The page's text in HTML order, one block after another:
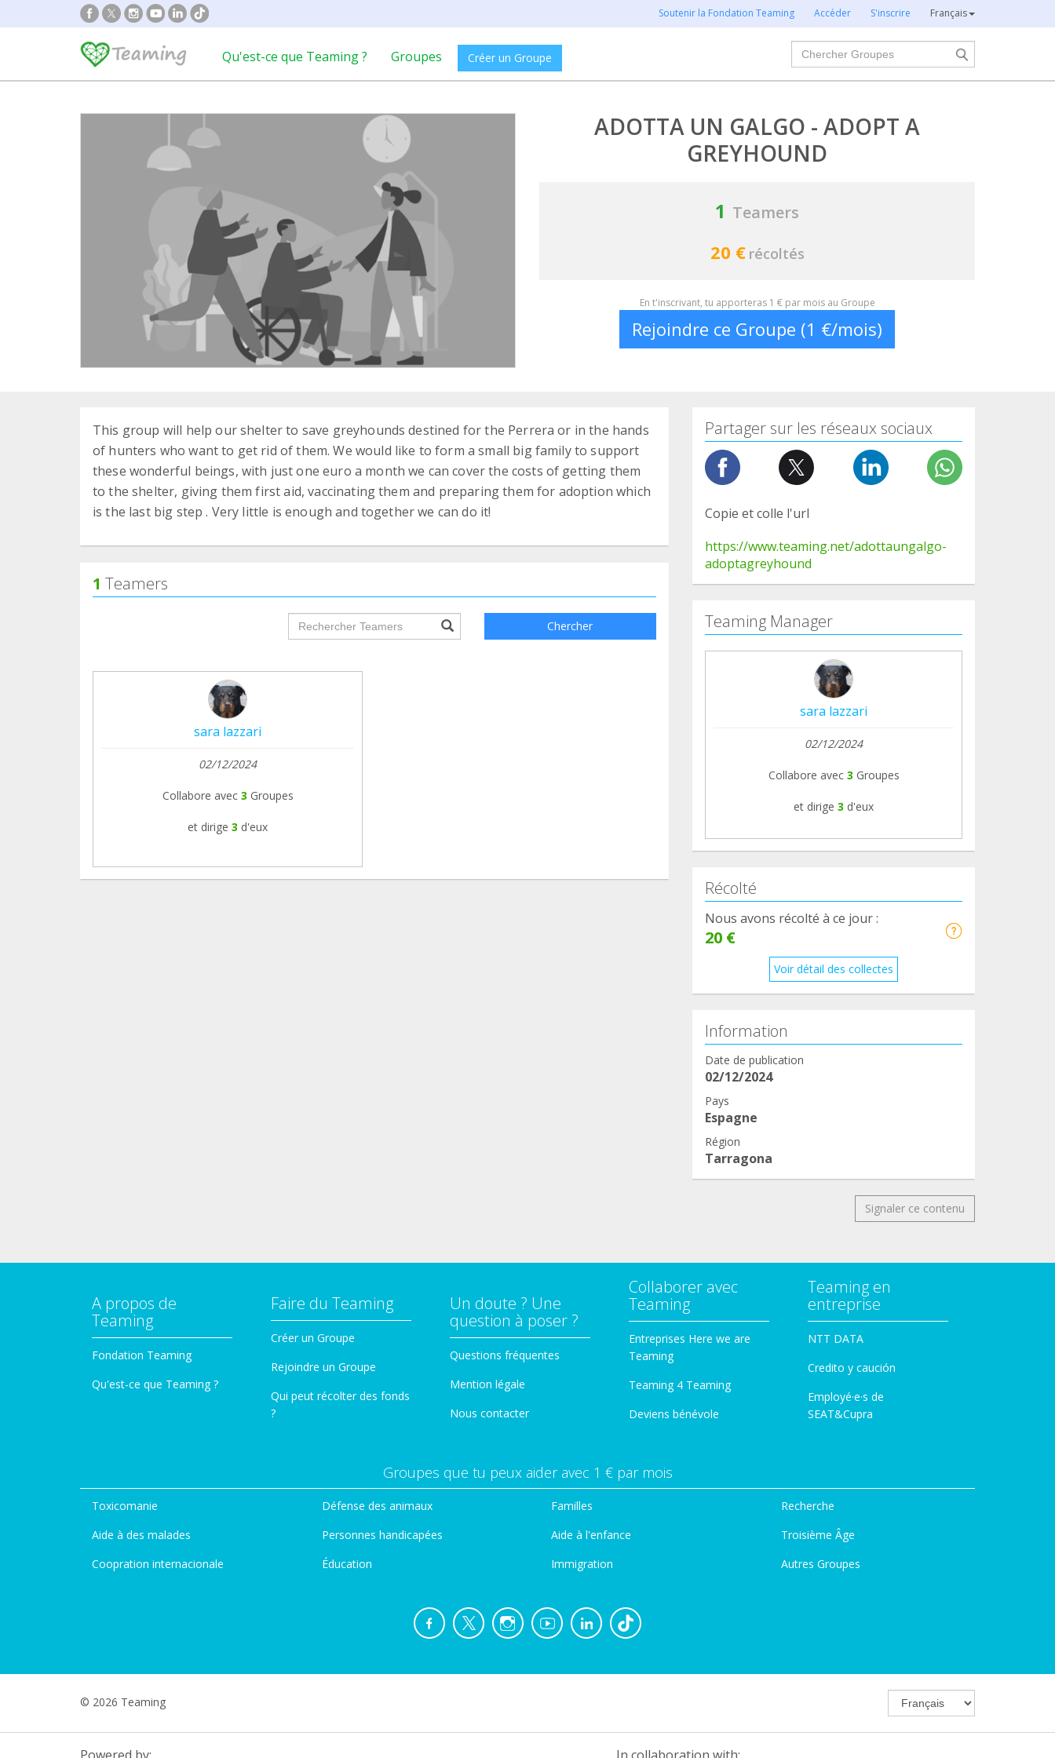
Soutenir la Fondation Teaming Accéder S'inscrire Français
Qu'est-ce que Teaming ? Groupes Créer un Groupe
Chercher
ADOTTA UN GALGO - ADOPT A
GREYHOUND
1 Teamers
20 € récoltés
En t'inscrivant, tu apporteras 1 € par mois au Groupe
Rejoindre ce Groupe (1 €/mois)
This group will help our shelter to save greyhounds destined for the Perrera or in the hands
of hunters who want to get rid of them. We would like to form a small big family to support
these wonderful beings, with just one euro a month we can cover the costs of getting them
to the shelter, giving them first aid, vaccinating them and preparing them for adoption which
is the last big step . Very little is enough and together we can do it!
1 Teamers
groupProfile.searchForm.search.text??? Chercher
sara lazzari
02/12/2024
Collabore avec 3 Groupes
et dirige 3 d'eux
Partager sur les réseaux sociaux
Copie et colle l'url
https://www.teaming.net/adottaungalgo-
adoptagreyhound
Teaming Manager
sara lazzari
02/12/2024
Collabore avec3 Groupes
et dirige 3 d'eux
Récolté
Nous avons récolté à ce jour :
20 €
Voir détail des collectes
Information
Date de publication
02/12/2024
Pays
Espagne
Région
Tarragona
Signaler ce contenu
A propos de
Teaming
Fondation Teaming
Qu'est-ce que Teaming ?
Faire du Teaming
Créer un Groupe
Rejoindre un Groupe
Qui peut récolter des fonds
?
Un doute ? Une
question à poser ?
Questions fréquentes
Mention légale
Nous contacter
Collaborer avec
Teaming
Entreprises Here we are
Teaming
Teaming 4 Teaming
Deviens bénévole
Teaming en
entreprise
NTT DATA
Credito y caución
Employé·e·s de
SEAT&Cupra
Groupes que tu peux aider avec 1 € par mois
Toxicomanie
Aide à des malades
Coopration internacionale
Défense des animaux
Personnes handicapées
Éducation
Familles
Aide à l'enfance
Immigration
Recherche
Troisième Âge
Autres Groupes
© 2026 Teaming